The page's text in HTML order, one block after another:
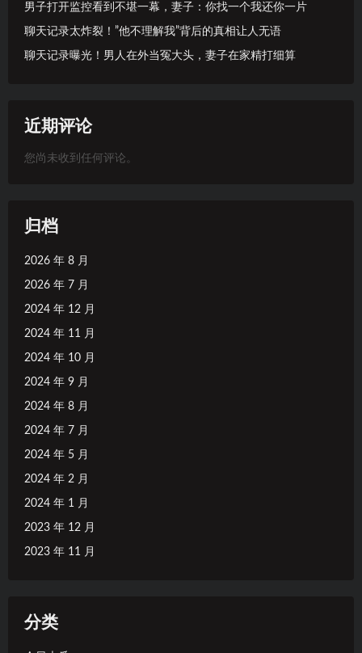
男子打开监控看到不堪一幕，妻子：你找一个我还你一片
聊天记录太炸裂！”他不理解我”背后的真相让人无语
聊天记录曝光！男人在外当冤大头，妻子在家精打细算
近期评论
您尚未收到任何评论。
归档
2026 年 8 月
2026 年 7 月
2024 年 12 月
2024 年 11 月
2024 年 10 月
2024 年 9 月
2024 年 8 月
2024 年 7 月
2024 年 5 月
2024 年 2 月
2024 年 1 月
2023 年 12 月
2023 年 11 月
分类